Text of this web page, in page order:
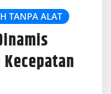
TANPA ALAT